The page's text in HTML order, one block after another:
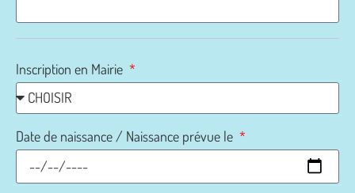
Inscription en Mairie
Date de naissance / Naissance prévue le